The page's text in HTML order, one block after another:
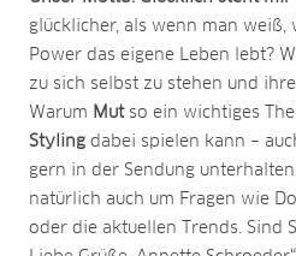
glücklicher, als wenn man weiß,
Power das eigene Leben lebt?
zu sich selbst zu stehen und
Warum Mutso ein wichtiges
Styling dabei spielen kann –
gern in der Sendung
natürlich auch um Fragen wie
oder die aktuellen Trends. Sind